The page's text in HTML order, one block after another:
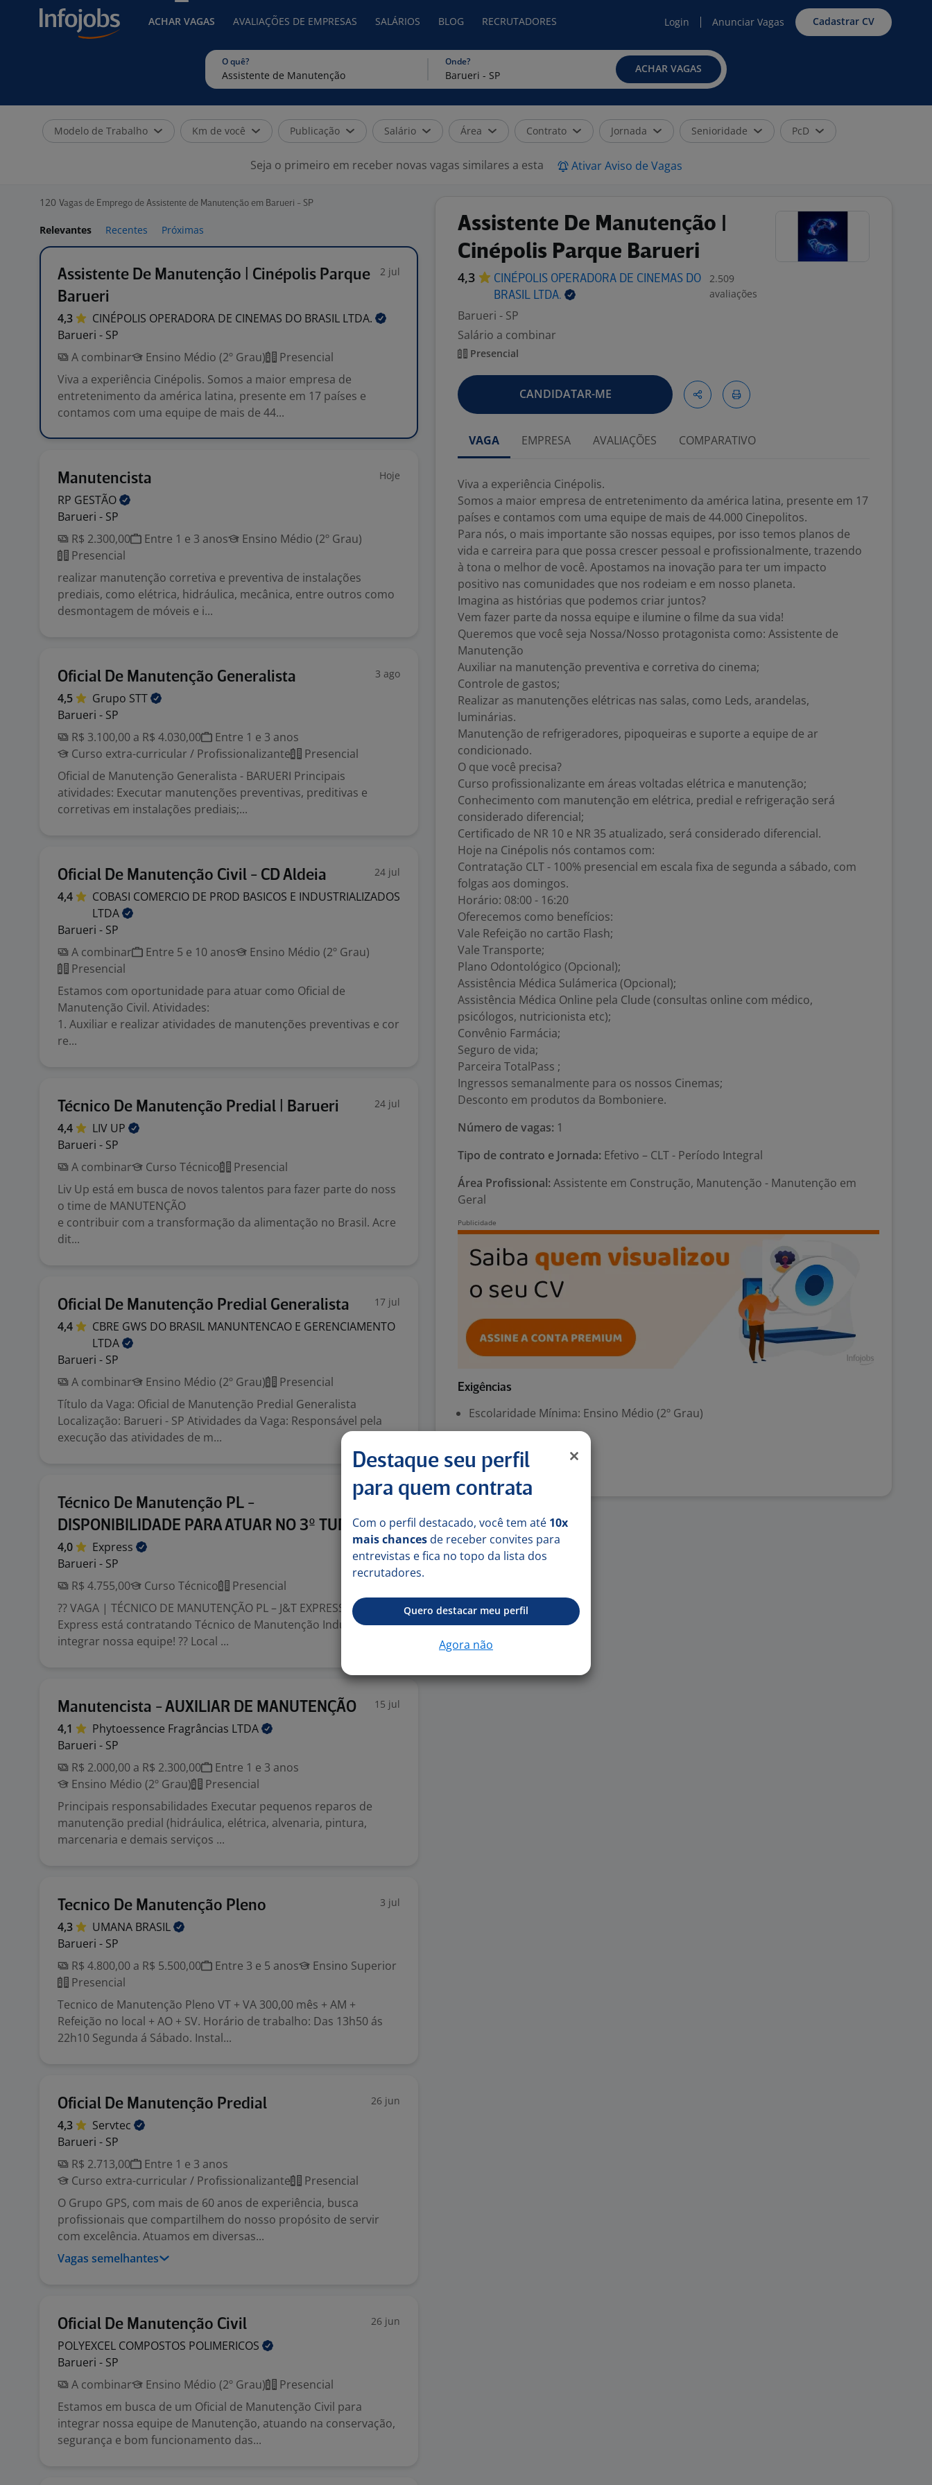
ACHAR VAGAS AVALIAÇÕES DE EMPRESAS SALÁRIOS BLOG RECRUTADORES Login Anunciar Vagas Cadastrar CV
O quê? Onde?
ACHAR VAGAS
Modelo de Trabalho Km de você Publicação Salário Área Contrato Jornada Senioridade PcD
Seja o primeiro em receber novas vagas similares a esta Ativar Aviso de Vagas
120 Vagas de Emprego de Assistente de Manutenção em Barueri - SP
Relevantes Recentes Próximas
Assistente De Manutenção | Cinépolis Parque
Barueri
2 jul
4,3 CINÉPOLIS OPERADORA DE CINEMAS DO BRASIL LTDA.
Barueri - SP
A combinar
Ensino Médio (2º Grau)
Presencial
Viva a experiência Cinépolis. Somos a maior empresa de
entretenimento da américa latina, presente em 17 países e
contamos com uma equipe de mais de 44...
Manutencista Hoje
RP GESTÃO
Barueri - SP
R$ 2.300,00
Entre 1 e 3 anos
Ensino Médio (2º Grau)
Presencial
realizar manutenção corretiva e preventiva de instalações
prediais, como elétrica, hidráulica, mecânica, entre outros como
desmontagem de móveis e i...
Oficial De Manutenção Generalista 3 ago
4,5 Grupo STT
Barueri - SP
R$ 3.100,00 a R$ 4.030,00
Entre 1 e 3 anos
Curso extra-curricular / Profissionalizante
Presencial
Oficial de Manutenção Generalista - BARUERI Principais
atividades: Executar manutenções preventivas, preditivas e
corretivas em instalações prediais;...
Oficial De Manutenção Civil - CD Aldeia 24 jul
4,4
COBASI COMERCIO DE PROD BASICOS E INDUSTRIALIZADOS
LTDA
Barueri - SP
A combinar
Entre 5 e 10 anos
Ensino Médio (2º Grau)
Presencial
Estamos com oportunidade para atuar como Oficial de
Manutenção Civil. Atividades:
1. Auxiliar e realizar atividades de manutenções preventivas e cor
re...
Técnico De Manutenção Predial | Barueri 24 jul
4,4 LIV UP
Barueri - SP
A combinar
Curso Técnico
Presencial
Liv Up está em busca de novos talentos para fazer parte do noss
o time de MANUTENÇÃO
e contribuir com a transformação da alimentação no Brasil. Acre
dit...
Oficial De Manutenção Predial Generalista 17 jul
4,4
CBRE GWS DO BRASIL MANUNTENCAO E GERENCIAMENTO
LTDA
Barueri - SP
A combinar
Ensino Médio (2º Grau)
Presencial
Título da Vaga: Oficial de Manutenção Predial Generalista
Localização: Barueri - SP Atividades da Vaga: Responsável pela
execução das atividades de m...
Técnico De Manutenção PL -
DISPONIBILIDADE PARA ATUAR NO 3º TURNO
4,0
Express
Barueri - SP
R$ 4.755,00
Curso Técnico
Presencial
?? VAGA | TÉCNICO DE MANUTENÇÃO PL – J&T EXPRESS A J&T
Express está contratando Técnico de Manutenção Industrial para
integrar nossa equipe! ?? Local ...
Manutencista - AUXILIAR DE MANUTENÇÃO 15 jul
4,1 Phytoessence Fragrâncias LTDA
Barueri - SP
R$ 2.000,00 a R$ 2.300,00
Entre 1 e 3 anos
Ensino Médio (2º Grau)
Presencial
Principais responsabilidades Executar pequenos reparos de
manutenção predial (hidráulica, elétrica, alvenaria, pintura,
marcenaria e demais serviços ...
Tecnico De Manutenção Pleno 3 jul
4,3 UMANA BRASIL
Barueri - SP
R$ 4.800,00 a R$ 5.500,00
Entre 3 e 5 anos
Ensino Superior
Presencial
Tecnico de Manutenção Pleno VT + VA 300,00 mês + AM +
Refeição no local + AO + SV. Horário de trabalho: Das 13h50 ás
22h10 Segunda á Sábado. Instal...
Oficial De Manutenção Predial 26 jun
4,3
Servtec
Barueri - SP
R$ 2.713,00
Entre 1 e 3 anos
Curso extra-curricular / Profissionalizante
Presencial
O Grupo GPS, com mais de 60 anos de experiência, busca
profissionais que compartilhem do nosso propósito de servir
com excelência. Atuamos em diversas...
Vagas semelhantes
Oficial De Manutenção Civil 26 jun
POLYEXCEL COMPOSTOS POLIMERICOS
Barueri - SP
A combinar
Ensino Médio (2º Grau)
Presencial
Estamos em busca de um Oficial de Manutenção Civil para
integrar nossa equipe de Manutenção, atuando na conservação,
segurança e bom funcionamento das...
Assistente De Manutenção |
Cinépolis Parque Barueri
4,3
CINÉPOLIS OPERADORA DE CINEMAS DO
BRASIL LTDA.
2.509
avaliações
Barueri - SP
Salário a combinar
Presencial
CANDIDATAR-ME
VAGA EMPRESA AVALIAÇÕES COMPARATIVO
Viva a experiência Cinépolis.
Somos a maior empresa de entretenimento da américa latina, presente em 17
países e contamos com uma equipe de mais de 44.000 Cinepolitos.
Para nós, o mais importante são nossas equipes, por isso temos planos de
vida e carreira para que possa crescer pessoal e profissionalmente, trazendo
à tona o melhor de você. Apostamos na inovação para ter um impacto
positivo nas comunidades que nos rodeiam e em nosso planeta.
Imagina as histórias que podemos criar juntos?
Vem fazer parte da nossa equipe e ilumine o filme da sua vida!
Queremos que você seja Nossa/Nosso protagonista como: Assistente de
Manutenção
Auxiliar na manutenção preventiva e corretiva do cinema;
Controle de gastos;
Realizar as manutenções elétricas nas salas, como Leds, arandelas,
luminárias.
Manutenção de refrigeradores, pipoqueiras e suporte a equipe de ar
condicionado.
O que você precisa?
Curso profissionalizante em áreas voltadas elétrica e manutenção;
Conhecimento com manutenção em elétrica, predial e refrigeração será
considerado diferencial;
Certificado de NR 10 e NR 35 atualizado, será considerado diferencial.
Hoje na Cinépolis nós contamos com:
Contratação CLT - 100% presencial em escala fixa de segunda a sábado, com
folgas aos domingos.
Horário: 08:00 - 16:20
Oferecemos como benefícios:
Vale Refeição no cartão Flash;
Vale Transporte;
Plano Odontológico (Opcional);
Assistência Médica Sulámerica (Opcional);
Assistência Médica Online pela Clude (consultas online com médico,
psicólogos, nutricionista etc);
Convênio Farmácia;
Seguro de vida;
Parceira TotalPass ;
Ingressos semanalmente para os nossos Cinemas;
Desconto em produtos da Bomboniere.
Número de vagas: 1
Tipo de contrato e Jornada: Efetivo – CLT - Período Integral
Área Profissional: Assistente em Construção, Manutenção - Manutenção em
Geral
Exigências
Escolaridade Mínima: Ensino Médio (2º Grau)
Denunciar vaga
Destaque seu perfil
para quem contrata
Com o perfil destacado, você tem até 10x
mais chances de receber convites para
entrevistas e fica no topo da lista dos
recrutadores.
Quero destacar meu perfil
Agora não